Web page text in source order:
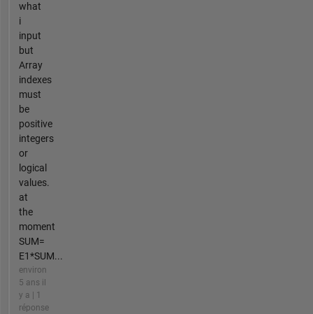
what
i
input
but
Array
indexes
must
be
positive
integers
or
logical
values.
at
the
moment
SUM=
E1*SUM...
environ
5 ans il
y a | 1
réponse